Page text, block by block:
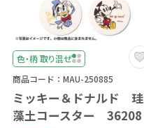
色・柄 取り混ぜ
商品コード：MAU-250885
ミッキー＆ドナルド 珪
藻土コースター 36208